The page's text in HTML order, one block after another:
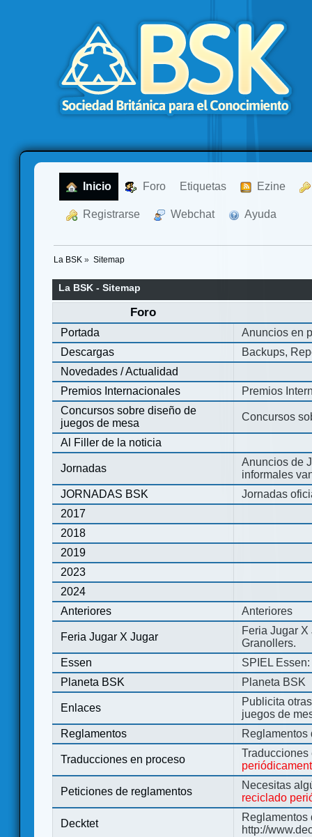
Inicio Foro Etiquetas Ezine
Registrarse Webchat Ayuda
La BSK » Sitemap
La BSK - Sitemap
Foro
Portada
Anuncios en
Descargas
Backups,
Novedades / Actualidad
Premios Internacionales
Premios
Concursos sobre diseño de
juegos de mesa
Concursos
Al Filler de la noticia
Jornadas
Anuncios de
informales
JORNADAS BSK
Jornadas
2017
2018
2019
2023
2024
Anteriores
Anteriores
Feria Jugar X Jugar
Feria Jugar
Granollers.
Essen
SPIEL
Planeta BSK
Planeta BSK
Enlaces
Publicita
juegos de
Reglamentos
Reglamentos
Traducciones en proceso
Peticiones de reglamentos
Necesitas
reciclado
Decktet
Reglamentos
http://